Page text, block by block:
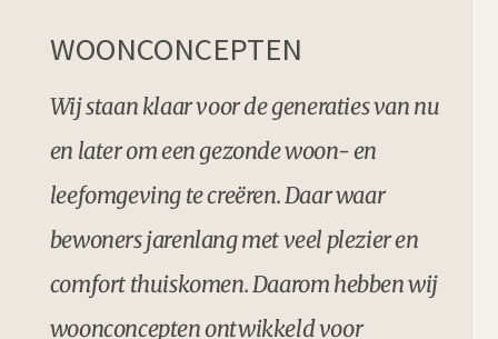
WOONCONCEPTEN
Wij staan klaar voor de generaties van nu
en later om een gezonde woon- en
leefomgeving te creëren. Daar waar
bewoners jarenlang met veel plezier en
comfort thuiskomen. Daarom hebben wij
woonconcepten ontwikkeld voor